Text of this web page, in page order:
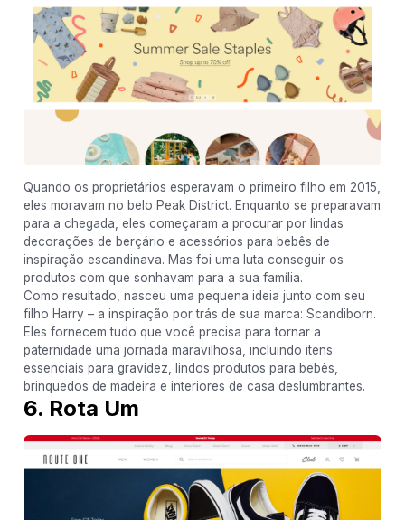
Quando os proprietários esperavam o primeiro filho em 2015,
eles moravam no belo Peak District. Enquanto se preparavam
para a chegada, eles começaram a procurar por lindas
decorações de berçário e acessórios para bebês de
inspiração escandinava. Mas foi uma luta conseguir os
produtos com que sonhavam para a sua família.
Como resultado, nasceu uma pequena ideia junto com seu
filho Harry – a inspiração por trás de sua marca: Scandiborn.
Eles fornecem tudo que você precisa para tornar a
paternidade uma jornada maravilhosa, incluindo itens
essenciais para gravidez, lindos produtos para bebês,
brinquedos de madeira e interiores de casa deslumbrantes.
6. Rota Um